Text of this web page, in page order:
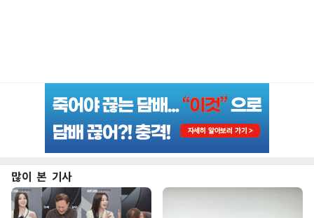
많이 본 기사